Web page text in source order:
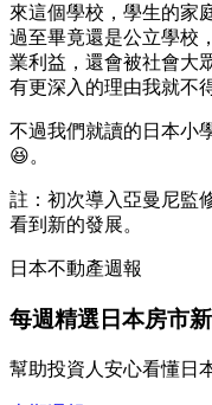
來這個學校，學生的家
過至畢竟還是公立學校
業利益，還會被社會大
有更深入的理由我就不
不過我們就讀的日本小
😆。
註：初次導入亞曼尼監
看到新的發展。
日本不動產週報
每週精選日本房市
幫助投資人安心看懂日